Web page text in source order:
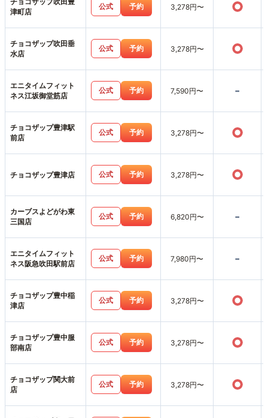
津町店
公式 予約 3,278円〜 ○
チョコザップ吹田垂
水店
公式 予約 3,278円〜 ○
エニタイムフィット
ネス江坂御堂筋店
公式 予約 7,590円〜 -
チョコザップ豊津駅
前店
公式 予約 3,278円〜 ○
チョコザップ豊津店 公式 予約 3,278円〜 ○
カーブスよどがわ東
三国店
公式 予約 6,820円〜 -
エニタイムフィット
ネス阪急吹田駅前店
公式 予約 7,980円〜 -
チョコザップ豊中稲
津店
公式 予約 3,278円〜 ○
チョコザップ豊中服
部南店
公式 予約 3,278円〜 ○
チョコザップ関大前
店
公式 予約 3,278円〜 ○